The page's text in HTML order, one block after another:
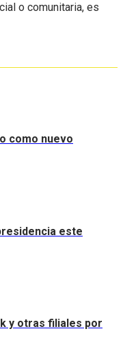
o comunitaria, es
como nuevo
este
y otras filiales por